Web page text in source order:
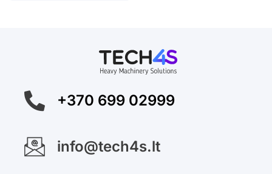
+370 699 02999
info@tech4s.lt